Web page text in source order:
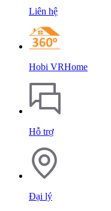
Liên hệ
Hobi VRHome
Hỗ trợ
Đại lý